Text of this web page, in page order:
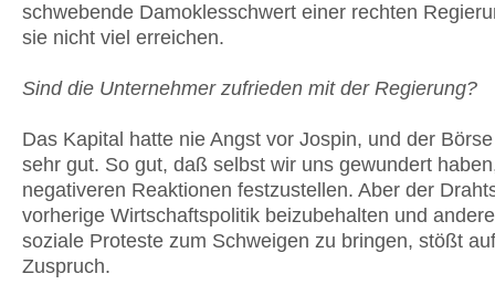
schwebende Damoklesschwert einer rechten
sie nicht viel erreichen.
Sind die Unternehmer zufrieden mit der Regierung?
Das Kapital hatte nie Angst vor Jospin, und der
sehr gut. So gut, daß selbst wir uns gewundert
negativeren Reaktionen festzustellen. Aber der
vorherige Wirtschaftspolitik beizubehalten und
soziale Proteste zum Schweigen zu bringen, stößt
Zuspruch.